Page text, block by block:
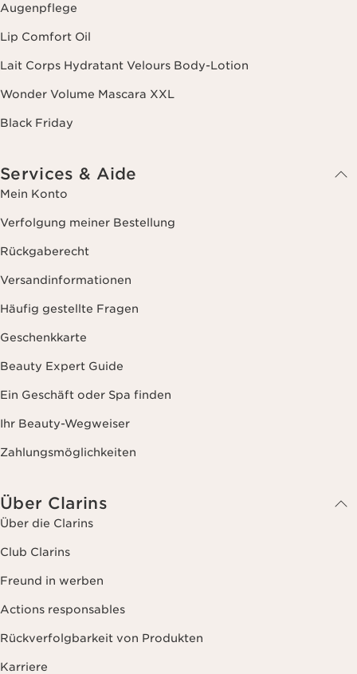
Augenpflege
Lip Comfort Oil
Lait Corps Hydratant Velours Body-Lotion
Wonder Volume Mascara XXL
Black Friday
Services & Aide
Mein Konto
Verfolgung meiner Bestellung
Rückgaberecht
Versandinformationen
Häufig gestellte Fragen
Geschenkkarte
Beauty Expert Guide
Ein Geschäft oder Spa finden
Ihr Beauty-Wegweiser
Zahlungsmöglichkeiten
Über Clarins
Über die Clarins
Club Clarins
Freund in werben
Actions responsables
Rückverfolgbarkeit von Produkten
Karriere